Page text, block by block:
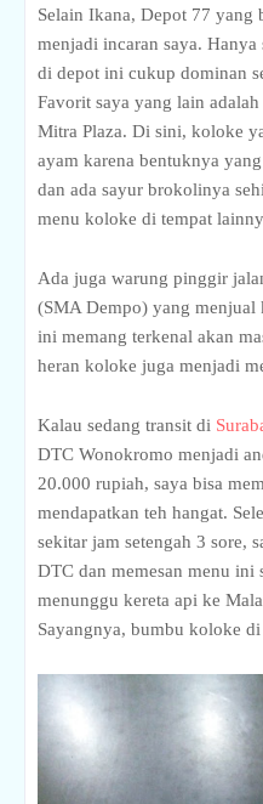
Selain Ikana, Depot 77 yang
menjadi incaran saya.
di depot ini cukup dominan
Favorit saya yang lain
Mitra Plaza. Di sini, koloke
ayam karena bentuknya
dan ada sayur brokolinya
menu koloke di tempat
Ada juga warung pinggir
(SMA Dempo) yang menjual
ini memang terkenal akan
heran koloke juga menjadi
Kalau sedang transit di
DTC Wonokromo menjadi
20.000 rupiah, saya bisa
mendapatkan teh hangat.
sekitar jam setengah 3 sore,
DTC dan memesan menu ini
menunggu kereta api ke
Sayangnya, bumbu koloke